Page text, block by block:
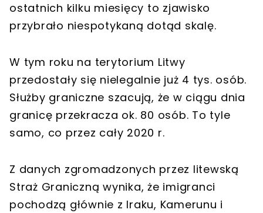
ostatnich kilku miesięcy to zjawisko
przybrało niespotykaną dotąd skalę.
W tym roku na terytorium Litwy
przedostały się nielegalnie już 4 tys. osób.
Służby graniczne szacują, że w ciągu dnia
granicę przekracza ok. 80 osób. To tyle
samo, co przez cały 2020 r.
Z danych zgromadzonych przez litewską
Straż Graniczną wynika, że imigranci
pochodzą głównie z Iraku, Kamerunu i